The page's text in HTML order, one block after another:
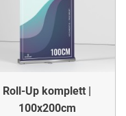
Roll-Up komplett |
100x200cm